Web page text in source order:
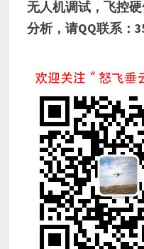
无人机调试，飞控
分析，请QQ联系：